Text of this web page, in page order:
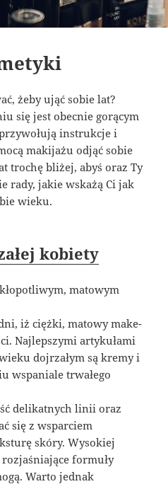
żeby ująć sobie lat?
się jest obecnie gorącym
instrukcje i
makijażu odjąć sobie
trochę bliżej, abyś oraz Ty
rady, jakie wskażą Ci jak
wieku.
kobiety
matowym
iż ciężki, matowy make-
Najlepszymi artykułami
dojrzałym są kremy i
wspaniale trwałego
delikatnych linii oraz
się z wsparciem
skóry. Wysokiej
formuły
Warto jednak